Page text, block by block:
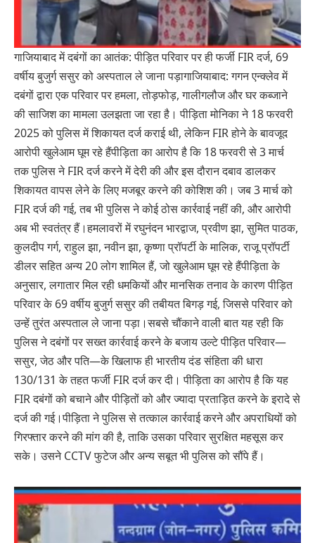
गाजियाबाद में दबंगों का आतंक: पीड़ित परिवार पर ही फर्जी FIR दर्ज, 69
वर्षीय बुजुर्ग ससुर को अस्पताल ले जाना पड़ागाजियाबाद: गगन एन्क्लेव में
दबंगों द्वारा एक परिवार पर हमला, तोड़फोड़, गालीगलौज और घर कब्जाने
की साजिश का मामला उलझता जा रहा है। पीड़िता मोनिका ने 18 फरवरी
2025 को पुलिस में शिकायत दर्ज कराई थी, लेकिन FIR होने के बावजूद
आरोपी खुलेआम घूम रहे हैंपीड़िता का आरोप है कि 18 फरवरी से 3 मार्च
तक पुलिस ने FIR दर्ज करने में देरी की और इस दौरान दबाव डालकर
शिकायत वापस लेने के लिए मजबूर करने की कोशिश की। जब 3 मार्च को
FIR दर्ज की गई, तब भी पुलिस ने कोई ठोस कार्रवाई नहीं की, और आरोपी
अब भी स्वतंत्र हैं।हमलावरों में रघुनंदन भारद्वाज, प्रवीण झा, सुमित पाठक,
कुलदीप गर्ग, राहुल झा, नवीन झा, कृष्णा प्रॉपर्टी के मालिक, राजू प्रॉपर्टी
डीलर सहित अन्य 20 लोग शामिल हैं, जो खुलेआम घूम रहे हैंपीड़िता के
अनुसार, लगातार मिल रही धमकियों और मानसिक तनाव के कारण पीड़ित
परिवार के 69 वर्षीय बुजुर्ग ससुर की तबीयत बिगड़ गई, जिससे परिवार को
उन्हें तुरंत अस्पताल ले जाना पड़ा।सबसे चौंकाने वाली बात यह रही कि
पुलिस ने दबंगों पर सख्त कार्रवाई करने के बजाय उल्टे पीड़ित परिवार—
ससुर, जेठ और पति—के खिलाफ ही भारतीय दंड संहिता की धारा
130/131 के तहत फर्जी FIR दर्ज कर दी। पीड़िता का आरोप है कि यह
FIR दबंगों को बचाने और पीड़ितों को और ज्यादा प्रताड़ित करने के इरादे से
दर्ज की गई।पीड़िता ने पुलिस से तत्काल कार्रवाई करने और अपराधियों को
गिरफ्तार करने की मांग की है, ताकि उसका परिवार सुरक्षित महसूस कर
सके। उसने CCTV फुटेज और अन्य सबूत भी पुलिस को सौंपे हैं।